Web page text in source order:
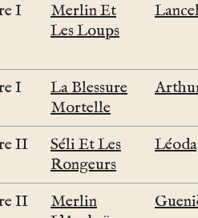
I
Merlin Et
Les Loups
I
La Blessure
Mortelle
II
Séli Et Les
Rongeurs
II
Merlin